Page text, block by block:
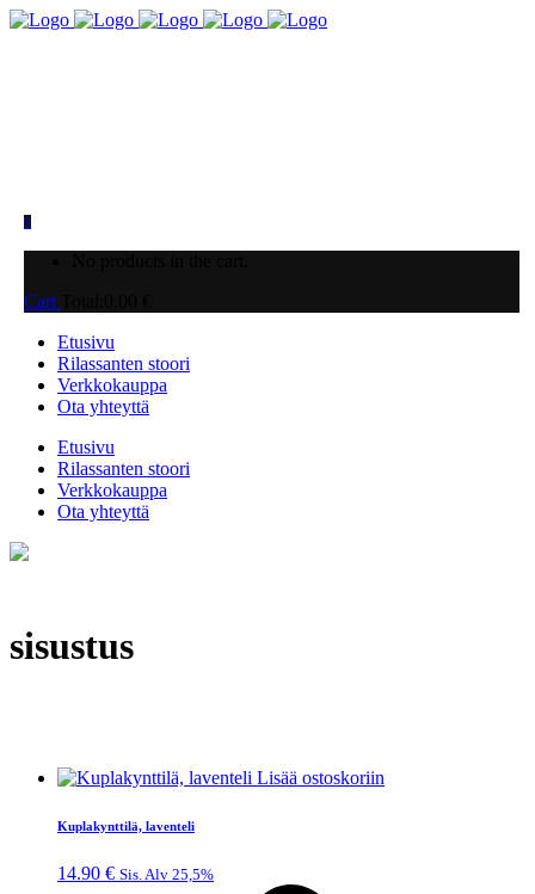
0
Cart
Etusivu
Rilassanten stoori
Verkkokauppa
Ota yhteyttä
Etusivu
Rilassanten stoori
Verkkokauppa
Ota yhteyttä
sisustus
Lisää ostoskoriin
Kuplakynttilä, laventeli
14.90 € Sis. Alv 25,5%